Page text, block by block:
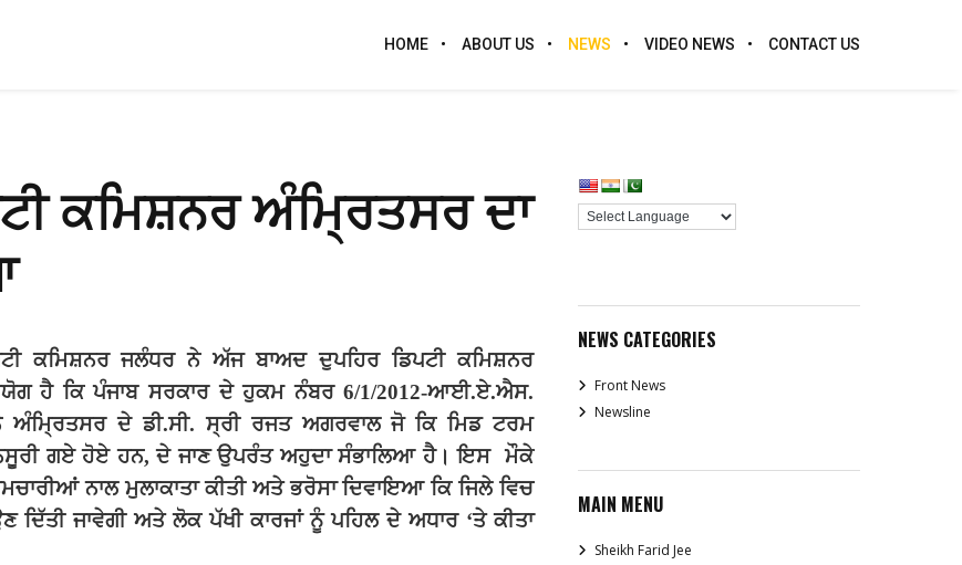
HOME ABOUT US NEWS VIDEO NEWS CONTACT US
ਕਮਿਸ਼ਨਰ ਅੰਮਿ੍ਰਤਸਰ ਦਾ
ਕਮਿਸ਼ਨਰ ਜਲੰਧਰ ਨੇ ਅੱਜ ਬਾਅਦ ਦੁਪਹਿਰ ਡਿਪਟੀ ਕਮਿਸ਼ਨਰ
ਹੈ ਕਿ ਪੰਜਾਬ ਸਰਕਾਰ ਦੇ ਹੁਕਮ ਨੰਬਰ6/1/2012-ਆਈ.ਏ.ਐਸ.
ਅੰਮਿ੍ਰਤਸਰ ਦੇ ਡੀ.ਸੀ.ਸ੍ਰੀ ਰਜਤ ਅਗਰਵਾਲ ਜੋ ਕਿ ਮਿਡ ਟਰਮ
ਗਏ ਹੋਏ ਹਨ,ਦੇ ਜਾਣ ਉਪਰੰਤ ਅਹੁਦਾ ਸੰਭਾਲਿਆ ਹੈ। ਇਸ
ਮੌਕੇ
ਨਾਲ ਮੁਲਾਕਾਤਾ ਕੀਤੀ ਅਤੇ ਭਰੋਸਾ ਦਿਵਾਇਆ ਕਿ ਜਿਲੇ ਵਿਚ
ਦਿੱਤੀ ਜਾਵੇਗੀ ਅਤੇ ਲੋਕ ਪੱਖੀ ਕਾਰਜਾਂ ਨੂੰ ਪਹਿਲ ਦੇ ਅਧਾਰ‘ਤੇ ਕੀਤਾ
NEWS CATEGORIES
Front News
Newsline
MAIN MENU
Sheikh Farid Jee